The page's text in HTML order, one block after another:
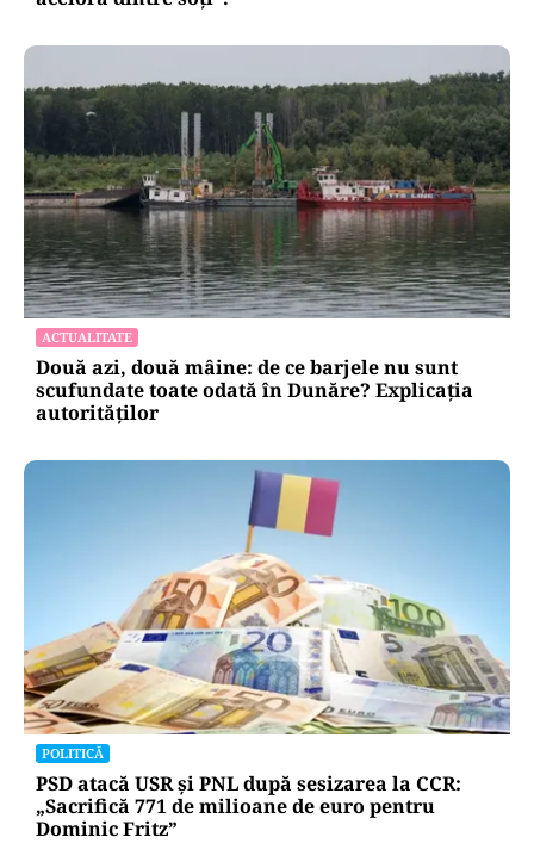
ACTUALITATE
Două azi, două mâine: de ce barjele nu sunt
scufundate toate odată în Dunăre? Explicația
autorităților
POLITICĂ
PSD atacă USR și PNL după sesizarea la CCR:
„Sacrifică 771 de milioane de euro pentru
Dominic Fritz”